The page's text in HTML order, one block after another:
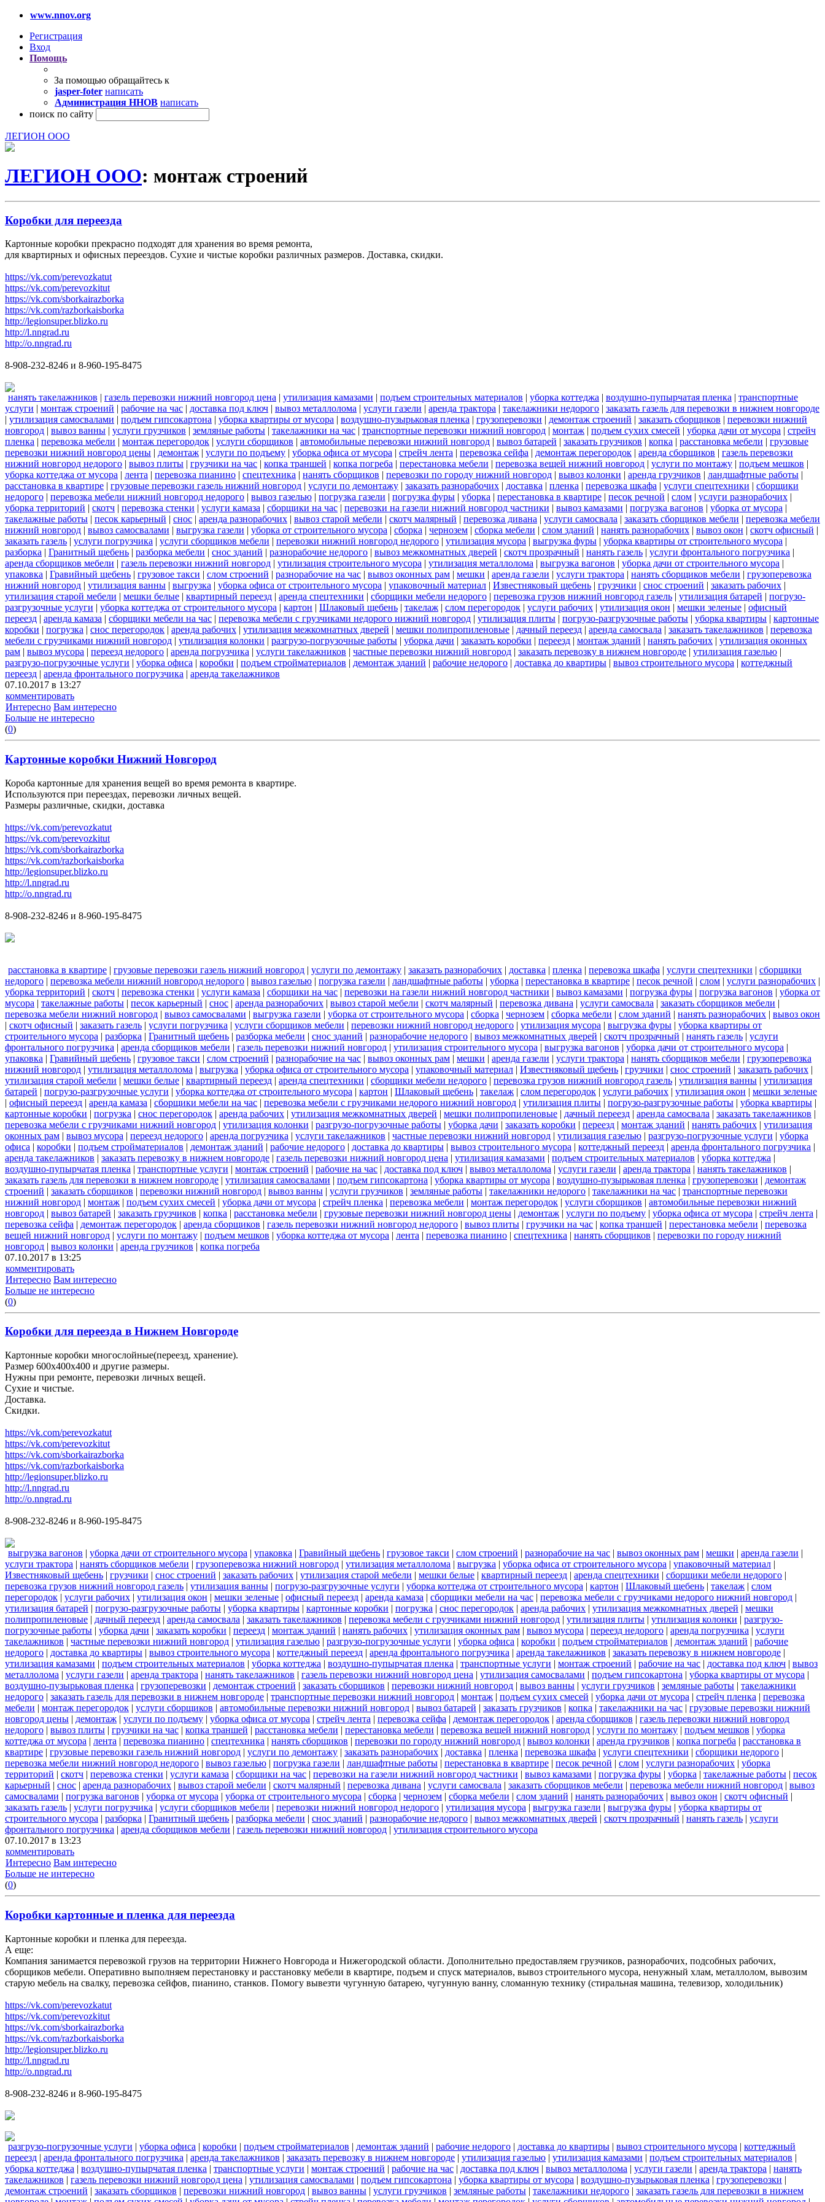
www.nnov.org
Регистрация
Вход
Помощь
За помощью обращайтесь к
jasper-foter написать
Администрация ННОВ написать
поиск по сайту
ЛЕГИОН ООО
ЛЕГИОН ООО: монтаж строений
Коробки для переезда
Картонные коробки прекрасно подходят для хранения во время ремонта,
для квартирных и офисных переездов. Сухие и чистые коробки различных размеров. Доставка, скидки.
https://vk.com/perevozkatut
https://vk.com/perevozkitut
https://vk.com/sborkairazborka
https://vk.com/razborkaisborka
http://legionsuper.blizko.ru
http://l.nngrad.ru
http://o.nngrad.ru
8-908-232-8246 и 8-960-195-8475
нанять такелажников | газель перевозки нижний новгород цена | утилизация камазами | подъем строительных материалов | уборка коттеджа | воздушно-пупырчатая пленка | транспортные
услуги | монтаж строений | рабочие на час | доставка под ключ | вывоз металлолома | услуги газели | аренда трактора | такелажники недорого | заказать газель для перевозки в нижнем новгороде
| утилизация самосвалами | подъем гипсокартона | уборка квартиры от мусора | воздушно-пузырьковая пленка | грузоперевозки | демонтаж строений | заказать сборщиков | перевозки нижний
новгород | вывоз ванны | услуги грузчиков | земляные работы | такелажники на час | транспортные перевозки нижний новгород | монтаж | подъем сухих смесей | уборка дачи от мусора | стрейч
пленка | перевозка мебели | монтаж перегородок | услуги сборщиков | автомобильные перевозки нижний новгород | вывоз батарей | заказать грузчиков | копка | расстановка мебели | грузовые
перевозки нижний новгород цены | демонтаж | услуги по подъему | уборка офиса от мусора | стрейч лента | перевозка сейфа | демонтаж перегородок | аренда сборщиков | газель перевозки
нижний новгород недорого | вывоз плиты | грузчики на час | копка траншей | копка погреба | перестановка мебели | перевозка вещей нижний новгород | услуги по монтажу | подъем мешков |
уборка коттеджа от мусора | лента | перевозка пианино | спецтехника | нанять сборщиков | перевозки по городу нижний новгород | вывоз колонки | аренда грузчиков | ландшафтные работы |
расстановка в квартире | грузовые перевозки газель нижний новгород | услуги по демонтажу | заказать разнорабочих | доставка | пленка | перевозка шкафа | услуги спецтехники | сборщики
недорого | перевозка мебели нижний новгород недорого | вывоз газелью | погрузка газели | погрузка фуры | уборка | перестановка в квартире | песок речной | слом | услуги разнорабочих |
уборка территорий | скотч | перевозка стенки | услуги камаза | сборщики на час | перевозки на газели нижний новгород частники | вывоз камазами | погрузка вагонов | уборка от мусора |
такелажные работы | песок карьерный | снос | аренда разнорабочих | вывоз старой мебели | скотч малярный | перевозка дивана | услуги самосвала | заказать сборщиков мебели | перевозка мебели
нижний новгород | вывоз самосвалами | выгрузка газели | уборка от строительного мусора | сборка | чернозем | сборка мебели | слом зданий | нанять разнорабочих | вывоз окон | скотч офисный |
заказать газель | услуги погрузчика | услуги сборщиков мебели | перевозки нижний новгород недорого | утилизация мусора | выгрузка фуры | уборка квартиры от строительного мусора |
разборка | Гранитный щебень | разборка мебели | снос зданий | разнорабочие недорого | вывоз межкомнатных дверей | скотч прозрачный | нанять газель | услуги фронтального погрузчика |
аренда сборщиков мебели | газель перевозки нижний новгород | утилизация строительного мусора | утилизация металлолома | выгрузка вагонов | уборка дачи от строительного мусора |
упаковка | Гравийный щебень | грузовое такси | слом строений | разнорабочие на час | вывоз оконных рам | мешки | аренда газели | услуги трактора | нанять сборщиков мебели | грузоперевозка
нижний новгород | утилизация ванны | выгрузка | уборка офиса от строительного мусора | упаковочный материал | Известняковый щебень | грузчики | снос строений | заказать рабочих |
утилизация старой мебели | мешки белые | квартирный переезд | аренда спецтехники | сборщики мебели недорого | перевозка грузов нижний новгород газель | утилизация батарей | погрузо-
разгрузочные услуги | уборка коттеджа от строительного мусора | картон | Шлаковый щебень | такелаж | слом перегородок | услуги рабочих | утилизация окон | мешки зеленые | офисный
переезд | аренда камаза | сборщики мебели на час | перевозка мебели с грузчиками недорого нижний новгород | утилизация плиты | погрузо-разгрузочные работы | уборка квартиры | картонные
коробки | погрузка | снос перегородок | аренда рабочих | утилизация межкомнатных дверей | мешки полипропиленовые | дачный переезд | аренда самосвала | заказать такелажников | перевозка
мебели с грузчиками нижний новгород | утилизация колонки | разгрузо-погрузочные работы | уборка дачи | заказать коробки | переезд | монтаж зданий | нанять рабочих | утилизация оконных
рам | вывоз мусора | переезд недорого | аренда погрузчика | услуги такелажников | частные перевозки нижний новгород | заказать перевозку в нижнем новгороде | утилизация газелью |
разгрузо-погрузочные услуги | уборка офиса | коробки | подъем стройматериалов | демонтаж зданий | рабочие недорого | доставка до квартиры | вывоз строительного мусора | коттеджный
переезд | аренда фронтального погрузчика | аренда такелажников
07.10.2017 в 13:27
комментировать
Интересно Вам интересно
Больше не интересно
(0)
Картонные коробки Нижний Новгород
Короба картонные для хранения вещей во время ремонта в квартире.
Используются при переездах, перевозки личных вещей.
Размеры различные, скидки, доставка
https://vk.com/perevozkatut
https://vk.com/perevozkitut
https://vk.com/sborkairazborka
https://vk.com/razborkaisborka
http://legionsuper.blizko.ru
http://l.nngrad.ru
http://o.nngrad.ru
8-908-232-8246 и 8-960-195-8475
расстановка в квартире | грузовые перевозки газель нижний новгород | услуги по демонтажу | заказать разнорабочих | доставка | пленка | перевозка шкафа | услуги спецтехники | сборщики
недорого | перевозка мебели нижний новгород недорого | вывоз газелью | погрузка газели | ландшафтные работы | уборка | перестановка в квартире | песок речной | слом | услуги разнорабочих |
уборка территорий | скотч | перевозка стенки | услуги камаза | сборщики на час | перевозки на газели нижний новгород частники | вывоз камазами | погрузка фуры | погрузка вагонов | уборка от
мусора | такелажные работы | песок карьерный | снос | аренда разнорабочих | вывоз старой мебели | скотч малярный | перевозка дивана | услуги самосвала | заказать сборщиков мебели |
перевозка мебели нижний новгород | вывоз самосвалами | выгрузка газели | уборка от строительного мусора | сборка | чернозем | сборка мебели | слом зданий | нанять разнорабочих | вывоз окон
| скотч офисный | заказать газель | услуги погрузчика | услуги сборщиков мебели | перевозки нижний новгород недорого | утилизация мусора | выгрузка фуры | уборка квартиры от
строительного мусора | разборка | Гранитный щебень | разборка мебели | снос зданий | разнорабочие недорого | вывоз межкомнатных дверей | скотч прозрачный | нанять газель | услуги
фронтального погрузчика | аренда сборщиков мебели | газель перевозки нижний новгород | утилизация строительного мусора | выгрузка вагонов | уборка дачи от строительного мусора |
упаковка | Гравийный щебень | грузовое такси | слом строений | разнорабочие на час | вывоз оконных рам | мешки | аренда газели | услуги трактора | нанять сборщиков мебели | грузоперевозка
нижний новгород | утилизация металлолома | выгрузка | уборка офиса от строительного мусора | упаковочный материал | Известняковый щебень | грузчики | снос строений | заказать рабочих |
утилизация старой мебели | мешки белые | квартирный переезд | аренда спецтехники | сборщики мебели недорого | перевозка грузов нижний новгород газель | утилизация ванны | утилизация
батарей | погрузо-разгрузочные услуги | уборка коттеджа от строительного мусора | картон | Шлаковый щебень | такелаж | слом перегородок | услуги рабочих | утилизация окон | мешки зеленые
| офисный переезд | аренда камаза | сборщики мебели на час | перевозка мебели с грузчиками недорого нижний новгород | утилизация плиты | погрузо-разгрузочные работы | уборка квартиры |
картонные коробки | погрузка | снос перегородок | аренда рабочих | утилизация межкомнатных дверей | мешки полипропиленовые | дачный переезд | аренда самосвала | заказать такелажников |
перевозка мебели с грузчиками нижний новгород | утилизация колонки | разгрузо-погрузочные работы | уборка дачи | заказать коробки | переезд | монтаж зданий | нанять рабочих | утилизация
оконных рам | вывоз мусора | переезд недорого | аренда погрузчика | услуги такелажников | частные перевозки нижний новгород | утилизация газелью | разгрузо-погрузочные услуги | уборка
офиса | коробки | подъем стройматериалов | демонтаж зданий | рабочие недорого | доставка до квартиры | вывоз строительного мусора | коттеджный переезд | аренда фронтального погрузчика |
аренда такелажников | заказать перевозку в нижнем новгороде | газель перевозки нижний новгород цена | утилизация камазами | подъем строительных материалов | уборка коттеджа |
воздушно-пупырчатая пленка | транспортные услуги | монтаж строений | рабочие на час | доставка под ключ | вывоз металлолома | услуги газели | аренда трактора | нанять такелажников |
заказать газель для перевозки в нижнем новгороде | утилизация самосвалами | подъем гипсокартона | уборка квартиры от мусора | воздушно-пузырьковая пленка | грузоперевозки | демонтаж
строений | заказать сборщиков | перевозки нижний новгород | вывоз ванны | услуги грузчиков | земляные работы | такелажники недорого | такелажники на час | транспортные перевозки
нижний новгород | монтаж | подъем сухих смесей | уборка дачи от мусора | стрейч пленка | перевозка мебели | монтаж перегородок | услуги сборщиков | автомобильные перевозки нижний
новгород | вывоз батарей | заказать грузчиков | копка | расстановка мебели | грузовые перевозки нижний новгород цены | демонтаж | услуги по подъему | уборка офиса от мусора | стрейч лента |
перевозка сейфа | демонтаж перегородок | аренда сборщиков | газель перевозки нижний новгород недорого | вывоз плиты | грузчики на час | копка траншей | перестановка мебели | перевозка
вещей нижний новгород | услуги по монтажу | подъем мешков | уборка коттеджа от мусора | лента | перевозка пианино | спецтехника | нанять сборщиков | перевозки по городу нижний
новгород | вывоз колонки | аренда грузчиков | копка погреба
07.10.2017 в 13:25
комментировать
Интересно Вам интересно
Больше не интересно
(0)
Коробки для переезда в Нижнем Новгороде
Картонные коробки многослойные(переезд, хранение).
Размер 600х400х400 и другие размеры.
Нужны при ремонте, перевозки личных вещей.
Сухие и чистые.
Доставка.
Скидки.
https://vk.com/perevozkatut
https://vk.com/perevozkitut
https://vk.com/sborkairazborka
https://vk.com/razborkaisborka
http://legionsuper.blizko.ru
http://l.nngrad.ru
http://o.nngrad.ru
8-908-232-8246 и 8-960-195-8475
выгрузка вагонов | уборка дачи от строительного мусора | упаковка | Гравийный щебень | грузовое такси | слом строений | разнорабочие на час | вывоз оконных рам | мешки | аренда газели |
услуги трактора | нанять сборщиков мебели | грузоперевозка нижний новгород | утилизация металлолома | выгрузка | уборка офиса от строительного мусора | упаковочный материал |
Известняковый щебень | грузчики | снос строений | заказать рабочих | утилизация старой мебели | мешки белые | квартирный переезд | аренда спецтехники | сборщики мебели недорого |
перевозка грузов нижний новгород газель | утилизация ванны | погрузо-разгрузочные услуги | уборка коттеджа от строительного мусора | картон | Шлаковый щебень | такелаж | слом
перегородок | услуги рабочих | утилизация окон | мешки зеленые | офисный переезд | аренда камаза | сборщики мебели на час | перевозка мебели с грузчиками недорого нижний новгород |
утилизация батарей | погрузо-разгрузочные работы | уборка квартиры | картонные коробки | погрузка | снос перегородок | аренда рабочих | утилизация межкомнатных дверей | мешки
полипропиленовые | дачный переезд | аренда самосвала | заказать такелажников | перевозка мебели с грузчиками нижний новгород | утилизация плиты | утилизация колонки | разгрузо-
погрузочные работы | уборка дачи | заказать коробки | переезд | монтаж зданий | нанять рабочих | утилизация оконных рам | вывоз мусора | переезд недорого | аренда погрузчика | услуги
такелажников | частные перевозки нижний новгород | утилизация газелью | разгрузо-погрузочные услуги | уборка офиса | коробки | подъем стройматериалов | демонтаж зданий | рабочие
недорого | доставка до квартиры | вывоз строительного мусора | коттеджный переезд | аренда фронтального погрузчика | аренда такелажников | заказать перевозку в нижнем новгороде |
утилизация камазами | подъем строительных материалов | уборка коттеджа | воздушно-пупырчатая пленка | транспортные услуги | монтаж строений | рабочие на час | доставка под ключ | вывоз
металлолома | услуги газели | аренда трактора | нанять такелажников | газель перевозки нижний новгород цена | утилизация самосвалами | подъем гипсокартона | уборка квартиры от мусора |
воздушно-пузырьковая пленка | грузоперевозки | демонтаж строений | заказать сборщиков | перевозки нижний новгород | вывоз ванны | услуги грузчиков | земляные работы | такелажники
недорого | заказать газель для перевозки в нижнем новгороде | транспортные перевозки нижний новгород | монтаж | подъем сухих смесей | уборка дачи от мусора | стрейч пленка | перевозка
мебели | монтаж перегородок | услуги сборщиков | автомобильные перевозки нижний новгород | вывоз батарей | заказать грузчиков | копка | такелажники на час | грузовые перевозки нижний
новгород цены | демонтаж | услуги по подъему | уборка офиса от мусора | стрейч лента | перевозка сейфа | демонтаж перегородок | аренда сборщиков | газель перевозки нижний новгород
недорого | вывоз плиты | грузчики на час | копка траншей | расстановка мебели | перестановка мебели | перевозка вещей нижний новгород | услуги по монтажу | подъем мешков | уборка
коттеджа от мусора | лента | перевозка пианино | спецтехника | нанять сборщиков | перевозки по городу нижний новгород | вывоз колонки | аренда грузчиков | копка погреба | расстановка в
квартире | грузовые перевозки газель нижний новгород | услуги по демонтажу | заказать разнорабочих | доставка | пленка | перевозка шкафа | услуги спецтехники | сборщики недорого |
перевозка мебели нижний новгород недорого | вывоз газелью | погрузка газели | ландшафтные работы | перестановка в квартире | песок речной | слом | услуги разнорабочих | уборка
территорий | скотч | перевозка стенки | услуги камаза | сборщики на час | перевозки на газели нижний новгород частники | вывоз камазами | погрузка фуры | уборка | такелажные работы | песок
карьерный | снос | аренда разнорабочих | вывоз старой мебели | скотч малярный | перевозка дивана | услуги самосвала | заказать сборщиков мебели | перевозка мебели нижний новгород | вывоз
самосвалами | погрузка вагонов | уборка от мусора | уборка от строительного мусора | сборка | чернозем | сборка мебели | слом зданий | нанять разнорабочих | вывоз окон | скотч офисный |
заказать газель | услуги погрузчика | услуги сборщиков мебели | перевозки нижний новгород недорого | утилизация мусора | выгрузка газели | выгрузка фуры | уборка квартиры от
строительного мусора | разборка | Гранитный щебень | разборка мебели | снос зданий | разнорабочие недорого | вывоз межкомнатных дверей | скотч прозрачный | нанять газель | услуги
фронтального погрузчика | аренда сборщиков мебели | газель перевозки нижний новгород | утилизация строительного мусора
07.10.2017 в 13:23
комментировать
Интересно Вам интересно
Больше не интересно
(0)
Коробки картонные и пленка для переезда
Картонные коробки и пленка для переезда.
А еще:
Компания занимается перевозкой грузов на территории Нижнего Новгорода и Нижегородской области. Дополнительно предоставляем грузчиков, разнорабочих, подсобных рабочих,
сборщиков мебели. Оперативно выполняем перестановку и расстановку мебели в квартире, подъем и спуск материалов, вывоз строительного мусора, ненужный хлам, металлолом, вывозим
старую мебель на свалку, перевозка сейфов, пианино, станков. Помогу вывезти чугунную батарею, чугунную ванну, сломанную технику (стиральная машина, телевизор, холодильник)
https://vk.com/perevozkatut
https://vk.com/perevozkitut
https://vk.com/sborkairazborka
https://vk.com/razborkaisborka
http://legionsuper.blizko.ru
http://l.nngrad.ru
http://o.nngrad.ru
8-908-232-8246 и 8-960-195-8475
разгрузо-погрузочные услуги | уборка офиса | коробки | подъем стройматериалов | демонтаж зданий | рабочие недорого | доставка до квартиры | вывоз строительного мусора | коттеджный
переезд | аренда фронтального погрузчика | аренда такелажников | заказать перевозку в нижнем новгороде | утилизация газелью | утилизация камазами | подъем строительных материалов |
уборка коттеджа | воздушно-пупырчатая пленка | транспортные услуги | монтаж строений | рабочие на час | доставка под ключ | вывоз металлолома | услуги газели | аренда трактора | нанять
такелажников | газель перевозки нижний новгород цена | утилизация самосвалами | подъем гипсокартона | уборка квартиры от мусора | воздушно-пузырьковая пленка | грузоперевозки |
демонтаж строений | заказать сборщиков | перевозки нижний новгород | вывоз ванны | услуги грузчиков | земляные работы | такелажники недорого | заказать газель для перевозки в нижнем